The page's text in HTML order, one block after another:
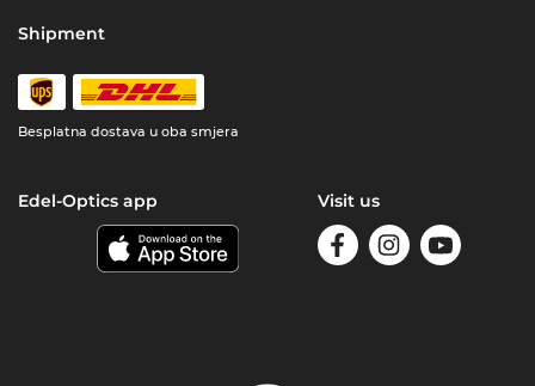
Shipment
Besplatna dostava u oba smjera
Edel-Optics app Visit us